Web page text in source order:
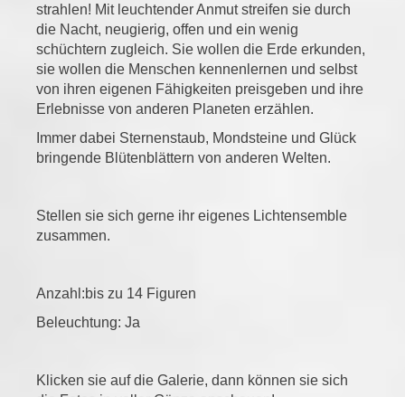
strahlen! Mit leuchtender Anmut streifen sie durch
die Nacht, neugierig, offen und ein wenig
schüchtern zugleich. Sie wollen die Erde erkunden,
sie wollen die Menschen kennenlernen und selbst
von ihren eigenen Fähigkeiten preisgeben und ihre
Erlebnisse von anderen Planeten erzählen.
Immer dabei Sternenstaub, Mondsteine und Glück
bringende Blütenblättern von anderen Welten.
Stellen sie sich gerne ihr eigenes Lichtensemble
zusammen.
Anzahl:bis zu 14 Figuren
Beleuchtung: Ja
Klicken sie auf die Galerie, dann können sie sich